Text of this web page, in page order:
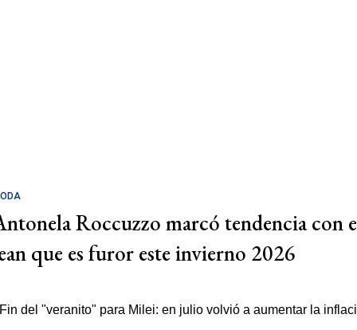
Roccuzzo marcó tendencia con
que es furor este invierno 2026